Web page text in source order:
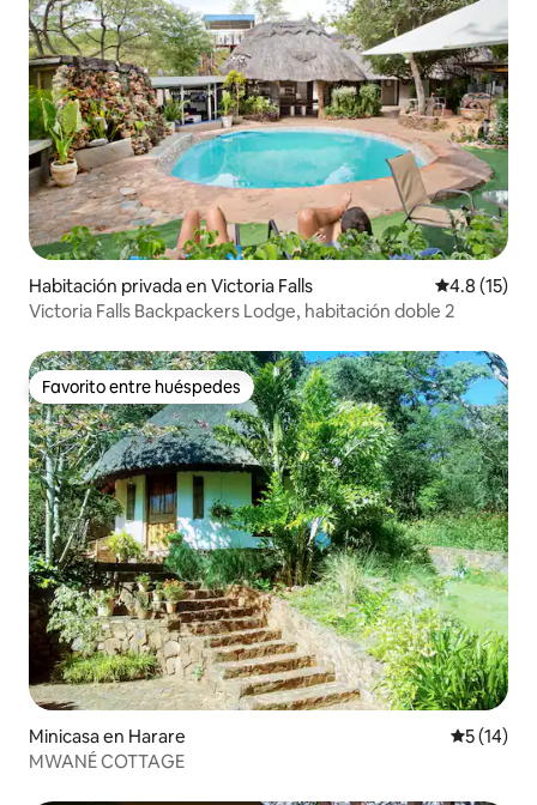
Habitación privada en Victoria Falls Calificación
4.8 (15)
Victoria Falls Backpackers Lodge, habitación doble 2
Favorito entre huéspedes
Favorito entre huéspedes
Minicasa en Harare
5 (14)
MWANÉ COTTAGE